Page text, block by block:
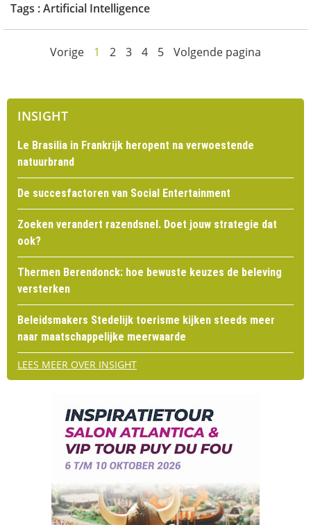
Tags :Artificial Intelligence
Vorige 1 2 3 4 5 Volgende pagina
INSIGHT
Le Brasilia in Frankrijk heropent na verwoestende
natuurbrand
De succesfactoren van Social Entertainment
Zoeken verandert razendsnel. Doet jouw strategie dat
ook?
Thermen Berendonck: hoe bewuste keuzes de beleving
versterken
Beleidsmakers Stedelijk toerisme kijken steeds meer
naar maatschappelijke meerwaarde
LEES MEER OVER INSIGHT